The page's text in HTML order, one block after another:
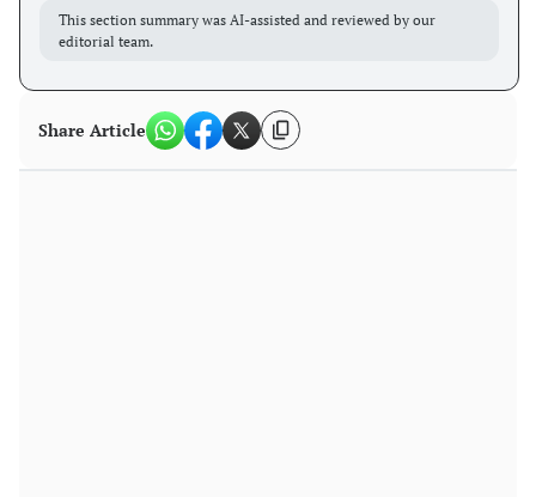
This section summary was AI-assisted and reviewed by our
editorial team.
Share Article